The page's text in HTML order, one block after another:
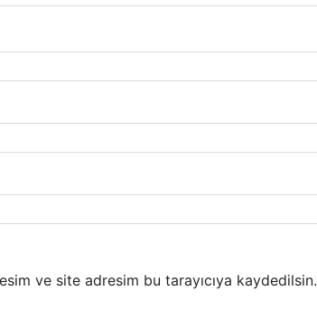
ve site adresim bu tarayıcıya kaydedilsin.